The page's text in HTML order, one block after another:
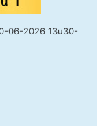
06-2026 13u30-